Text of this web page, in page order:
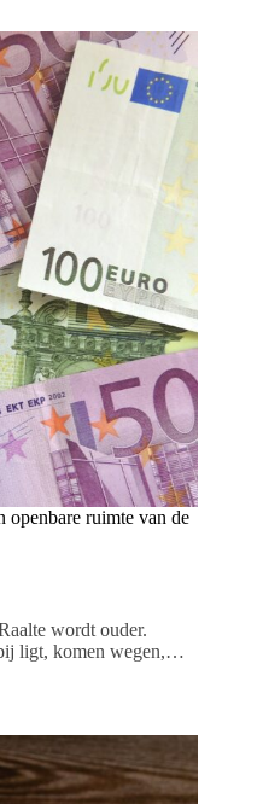
openbare ruimte van de
wordt ouder.
ligt, komen wegen,…